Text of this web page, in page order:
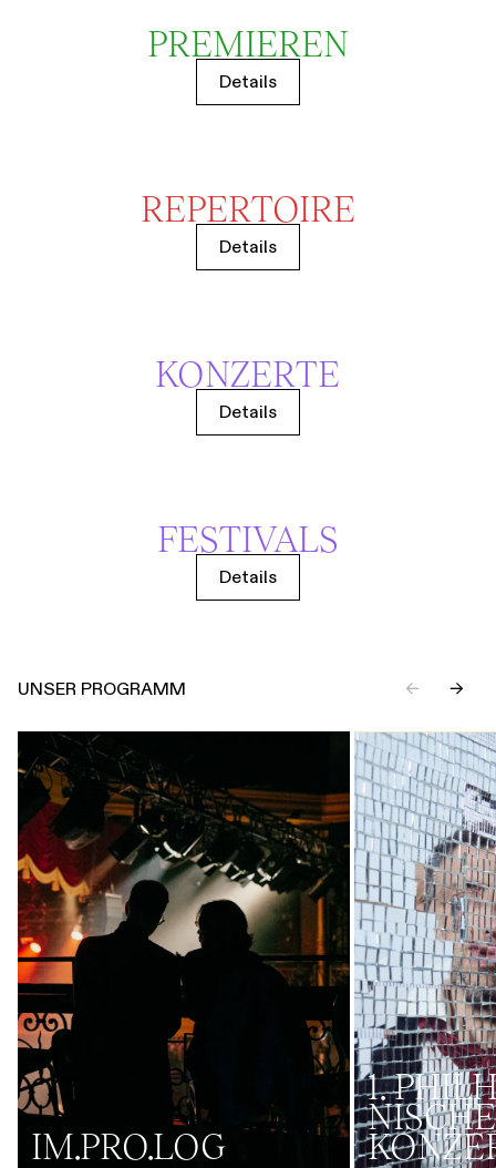
PREMIEREN
Details
REPERTOIRE
Details
KONZERTE
Details
FESTIVALS
Details
UNSER PROGRAMM ← →
IM.PRO.LOG
1.